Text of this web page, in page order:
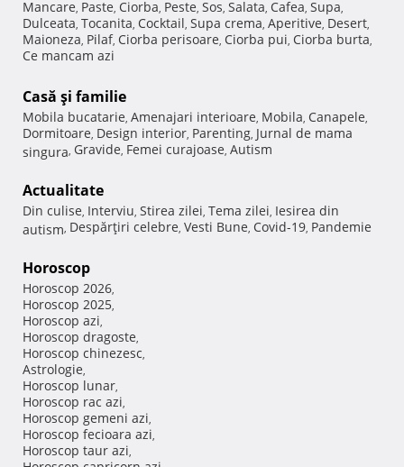
Mancare, Paste, Ciorba, Peste, Sos, Salata, Cafea, Supa,
Dulceata, Tocanita, Cocktail, Supa crema, Aperitive, Desert,
Maioneza, Pilaf, Ciorba perisoare, Ciorba pui, Ciorba burta,
Ce mancam azi
Casă şi familie
Mobila bucatarie, Amenajari interioare, Mobila, Canapele,
Dormitoare, Design interior, Parenting, Jurnal de mama
singura, Gravide, Femei curajoase, Autism
Actualitate
Din culise, Interviu, Stirea zilei, Tema zilei, Iesirea din
autism, Despărţiri celebre, Vesti Bune, Covid-19, Pandemie
Horoscop
Horoscop 2026,
Horoscop 2025,
Horoscop azi,
Horoscop dragoste,
Horoscop chinezesc,
Astrologie,
Horoscop lunar,
Horoscop rac azi,
Horoscop gemeni azi,
Horoscop fecioara azi,
Horoscop taur azi,